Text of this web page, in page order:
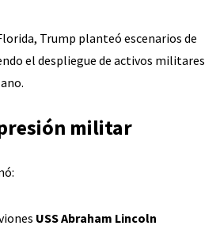
Trump planteó escenarios de
el despliegue de activos militares
militar
USS Abraham Lincoln